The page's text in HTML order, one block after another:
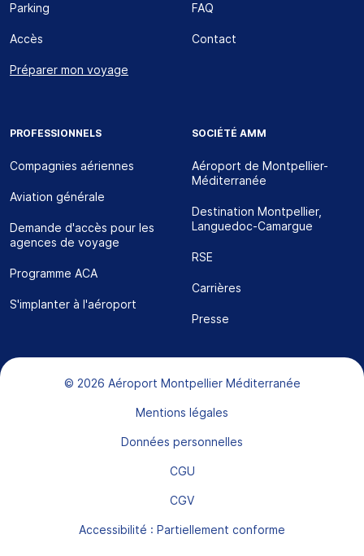
Parking
Accès
Préparer mon voyage
FAQ
Contact
PROFESSIONNELS
Compagnies aériennes
Aviation générale
Demande d'accès pour les
agences de voyage
Programme ACA
S'implanter à l'aéroport
SOCIÉTÉ AMM
Aéroport de Montpellier-
Méditerranée
Destination Montpellier,
Languedoc-Camargue
RSE
Carrières
Presse
Bas de page
© 2026 Aéroport Montpellier Méditerranée
Mentions légales
Données personnelles
CGU
CGV
Accessibilité : Partiellement conforme